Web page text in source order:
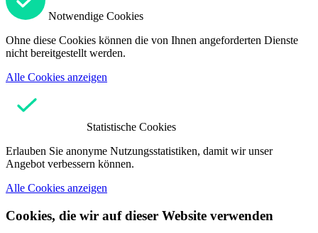
Notwendige Cookies
Ohne diese Cookies können die von Ihnen angeforderten Dienste
nicht bereitgestellt werden.
Alle Cookies anzeigen
Statistische Cookies
Erlauben Sie anonyme Nutzungsstatistiken, damit wir unser
Angebot verbessern können.
Alle Cookies anzeigen
Cookies, die wir auf dieser Website verwenden